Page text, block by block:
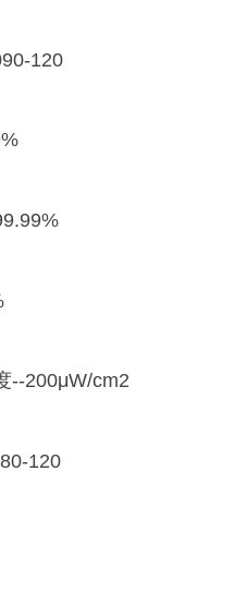
120
200μW/cm2
120